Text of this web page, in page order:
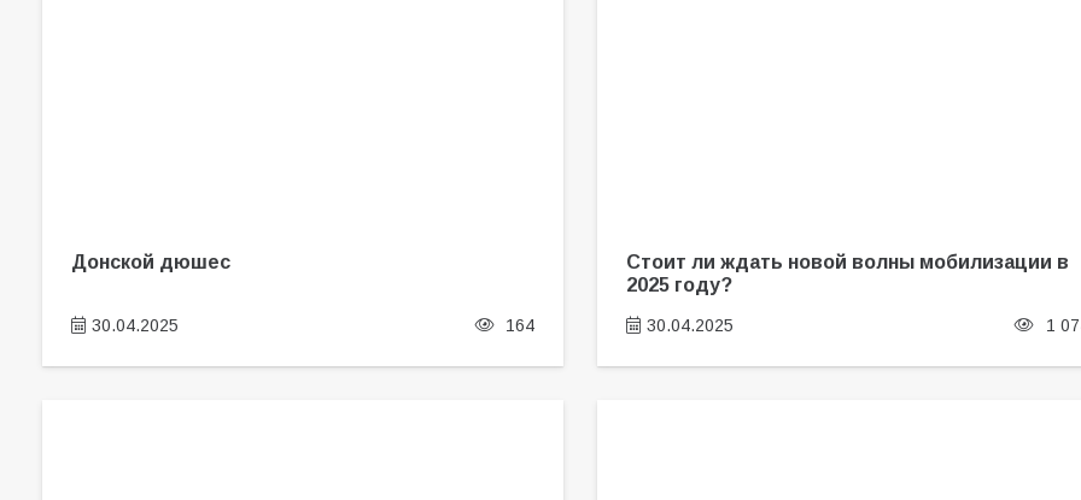
Донской дюшес
30.04.2025 164
Стоит ли ждать новой волны мобилизации в
2025 году?
30.04.2025 1